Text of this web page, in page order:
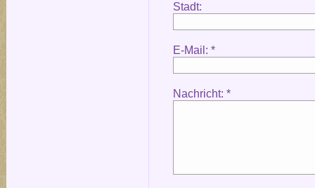
Stadt:
E-Mail: *
Nachricht: *